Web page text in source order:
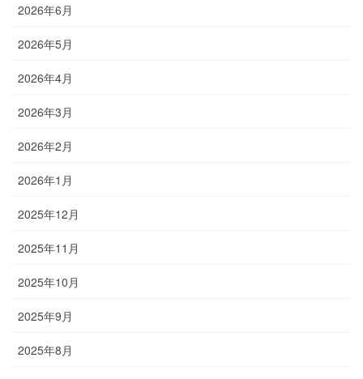
2026年6月
2026年5月
2026年4月
2026年3月
2026年2月
2026年1月
2025年12月
2025年11月
2025年10月
2025年9月
2025年8月